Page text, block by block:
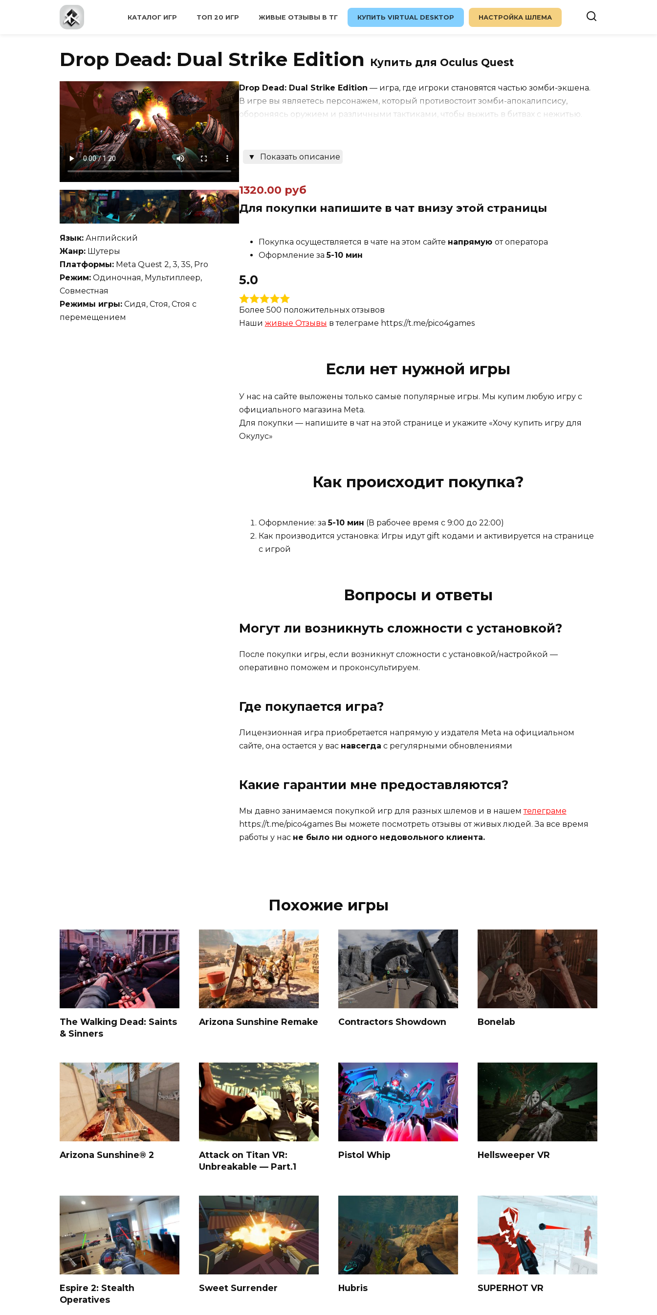
КАТАЛОГ ИГР ТОП 20 ИГР ЖИВЫЕ ОТЗЫВЫ В ТГ КУПИТЬ VIRTUAL DESKTOP НАСТРОЙКА ШЛЕМА
Drop Dead: Dual Strike Edition Купить для Oculus Quest
Язык: Английский
Жанр: Шутеры
Платформы: Meta Quest 2, 3, 3S, Pro
Режим: Одиночная, Мультиплеер,
Совместная
Режимы игры: Сидя, Стоя, Стоя с
перемещением
Drop Dead: Dual Strike Edition — игра, где игроки становятся частью зомби-экшена.
В игре вы являетесь персонажем, который противостоит зомби-апокалипсису,
обороняясь оружием и различными тактиками, чтобы выжить в битвах с нежитью.
Игроки перемещаются по различным уровням, сражаются с зомби, выполняют
азарт, предлагая игрокам насыщенный опыт, полный адреналина и необычных
ситуаций в мире, населенном зомби.
▼ Показать описание
1320.00 руб
Для покупки напишите в чат внизу этой страницы
Покупка осуществляется в чате на этом сайте напрямую от оператора
Оформление за5-10 мин
5.0
Более 500 положительных отзывов
Наши живые Отзывы в телеграме https://t.me/pico4games
Если нет нужной игры
У нас на сайте выложены только самые популярные игры. Мы купим любую игру с
официального магазина Meta.
Для покупки — напишите в чат на этой странице и укажите «Хочу купить игру для
Окулус»
Как происходит покупка?
Оформление: за5-10 мин (В рабочее время с 9:00 до 22:00)
Как производится установка: Игры идут gift кодами и активируется на странице
с игрой
Вопросы и ответы
Могут ли возникнуть сложности с установкой?
После покупки игры, если возникнут сложности с установкой/настройкой —
оперативно поможем и проконсультируем.
Где покупается игра?
Лицензионная игра приобретается напрямую у издателя Meta на официальном
сайте, она остается у вас навсегда с регулярными обновлениями
Какие гарантии мне предоставляются?
Мы давно занимаемся покупкой игр для разных шлемов и в нашемтелеграме
https://t.me/pico4games Вы можете посмотреть отзывы от живых людей. За все время
работы у нас не было ни одного недовольного клиента.
Похожие игры
The Walking Dead: Saints
& Sinners
Arizona Sunshine Remake Contractors Showdown Bonelab
Arizona Sunshine® 2
Attack on Titan VR:
Unbreakable — Part.1
Pistol Whip Hellsweeper VR
Espire 2: Stealth
Operatives
Sweet Surrender Hubris SUPERHOT VR